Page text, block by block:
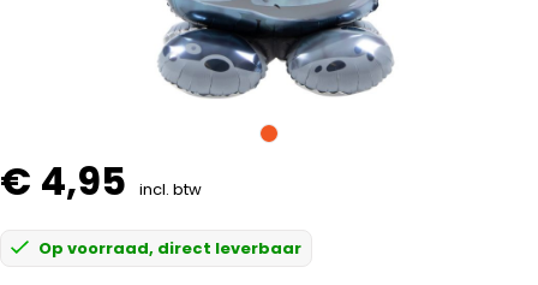
€ 4,95 incl. btw
Op voorraad, direct leverbaar